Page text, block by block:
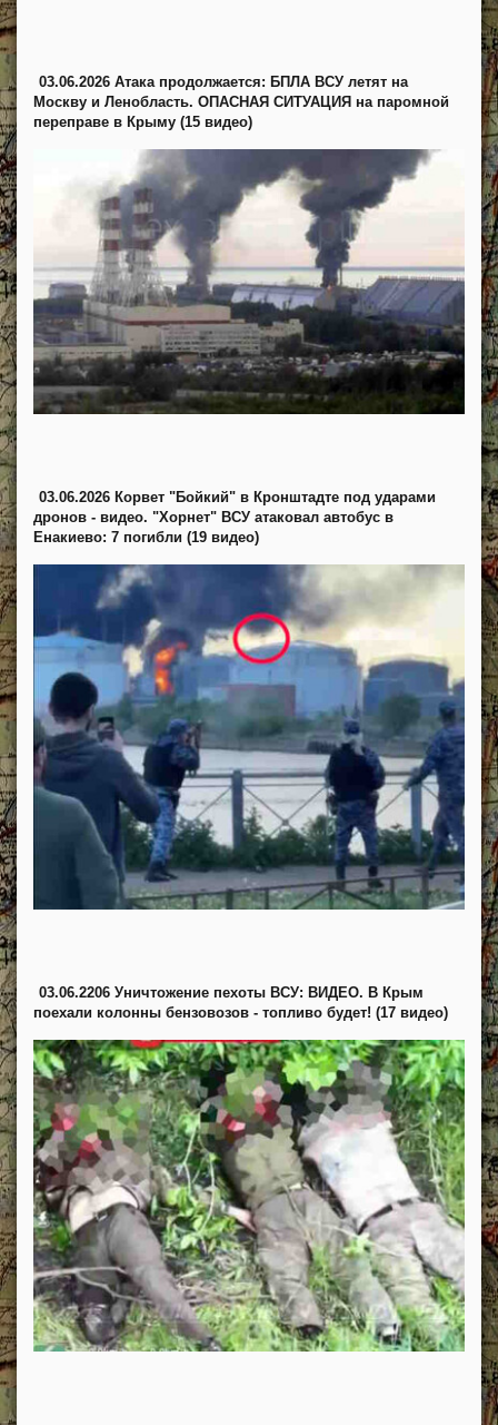
03.06.2026 Атака продолжается: БПЛА ВСУ летят на
Москву и Ленобласть. ОПАСНАЯ СИТУАЦИЯ на паромной
переправе в Крыму (15 видео)
03.06.2026 Корвет "Бойкий" в Кронштадте под ударами
дронов - видео. "Хорнет" ВСУ атаковал автобус в
Енакиево: 7 погибли (19 видео)
03.06.2206 Уничтожение пехоты ВСУ: ВИДЕО. В Крым
поехали колонны бензовозов - топливо будет! (17 видео)